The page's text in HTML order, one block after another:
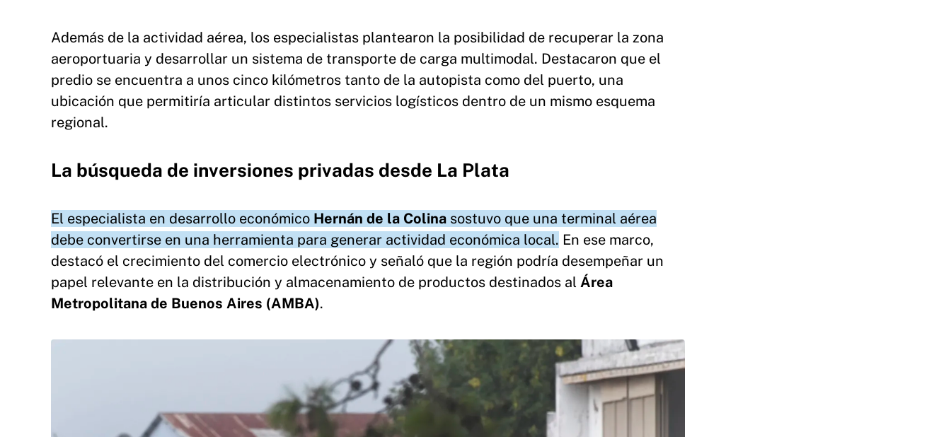
Además de la actividad aérea, los especialistas plantearon la posibilidad de recuperar la zona
aeroportuaria y desarrollar un sistema de transporte de carga multimodal. Destacaron que el
predio se encuentra a unos cinco kilómetros tanto de la autopista como del puerto, una
ubicación que permitiría articular distintos servicios logísticos dentro de un mismo esquema
regional.
La búsqueda de inversiones privadas desde La Plata
El especialista en desarrollo económico Hernán de la Colina sostuvo que una terminal aérea
debe convertirse en una herramienta para generar actividad económica local. En ese marco,
destacó el crecimiento del comercio electrónico y señaló que la región podría desempeñar un
papel relevante en la distribución y almacenamiento de productos destinados al Área
Metropolitana de Buenos Aires (AMBA).